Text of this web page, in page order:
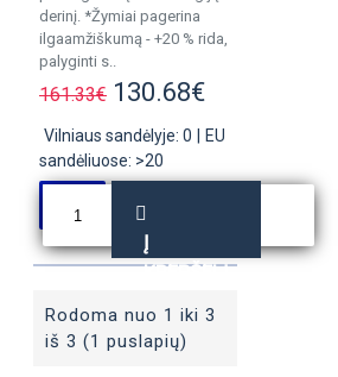
derinį. *Žymiai pagerina
ilgaamžiškumą - +20 % rida,
palyginti s..
161.33€ 130.68€
Vilniaus sandėlyje: 0
EU
sandėliuose: >20
Į
KREPŠELĮ
Rodoma nuo 1 iki 3
iš 3 (1 puslapių)